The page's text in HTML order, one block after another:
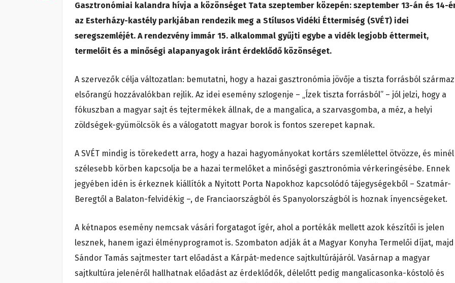
Gasztronómiai kalandra hívja a közönséget Tata szeptember közepén: szeptember 13-án és 14-
az Esterházy-kastély parkjában rendezik meg a Stílusos Vidéki Éttermiség (SVÉT) idei
seregszemléjét. A rendezvény immár 15. alkalommal gyűjti egybe a vidék legjobb éttermeit,
termelőit és a minőségi alapanyagok iránt érdeklődő közönséget.
A szervezők célja változatlan: bemutatni, hogy a hazai gasztronómia jövője a tiszta forrásból
elsőrangú hozzávalókban rejlik. Az idei esemény szlogenje – „Ízek tiszta forrásból” – jól jelzi, hogy a
fókuszban a magyar sajt és tejtermékek állnak, de a mangalica, a szarvasgomba, a méz, a helyi
zöldségek-gyümölcsök és a válogatott magyar borok is fontos szerepet kapnak.
A SVÉT mindig is törekedett arra, hogy a hazai hagyományokat kortárs szemlélettel ötvözze, és minél
szélesebb körben kapcsolja be a hazai termelőket a minőségi gasztronómia vérkeringésébe. Ennek
jegyében idén is érkeznek kiállítók a Nyitott Porta Napokhoz kapcsolódó tájegységekből – Szatmár-
Beregtől a Balaton-felvidékig –, de Franciaországból és Spanyolországból is hoznak ínyencségeket.
A kétnapos esemény nemcsak vásári forgatagot ígér, ahol a portékák mellett azok készítői is jelen
lesznek, hanem igazi élményprogramot is. Szombaton adják át a Magyar Konyha Termelői díjat, majd
Sándor Tamás sajtmester tart előadást a Kárpát-medence sajtkultúrájáról. Vasárnap a magyar
sajtkultúra jelenéről hallhatnak előadást az érdeklődők, délelőtt pedig mangalicasonka-kóstoló és